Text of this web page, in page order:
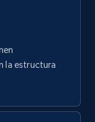
date,
App url, and
Buy Now
la estructura